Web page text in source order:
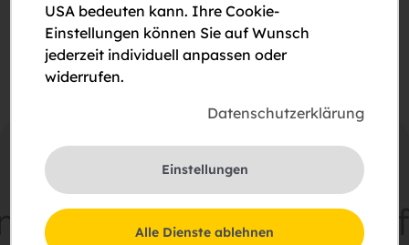
Ich stimme der Erklärung zum Datenschutz
Zukunft
USA bedeuten kann. Ihre Cookie-
Einstellungen können Sie auf Wunsch
jederzeit individuell anpassen oder
widerrufen.
Datenschutzerklärung
Einstellungen
Alle Dienste ablehnen